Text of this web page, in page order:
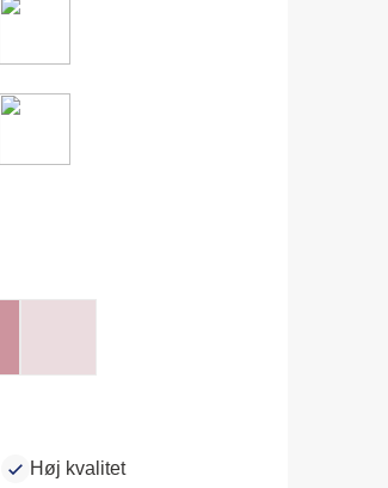
Høj kvalitet